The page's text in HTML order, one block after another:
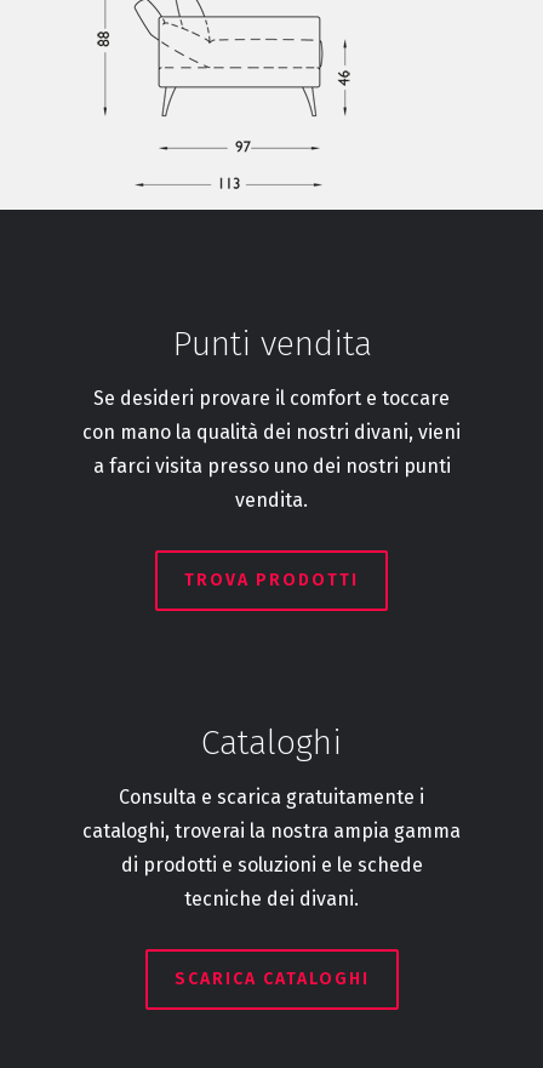
Punti vendita
Se desideri provare il comfort e toccare
con mano la qualità dei nostri divani, vieni
a farci visita presso uno dei nostri punti
vendita.
TROVA PRODOTTI
Cataloghi
Consulta e scarica gratuitamente i
cataloghi, troverai la nostra ampia gamma
di prodotti e soluzioni e le schede
tecniche dei divani.
SCARICA CATALOGHI